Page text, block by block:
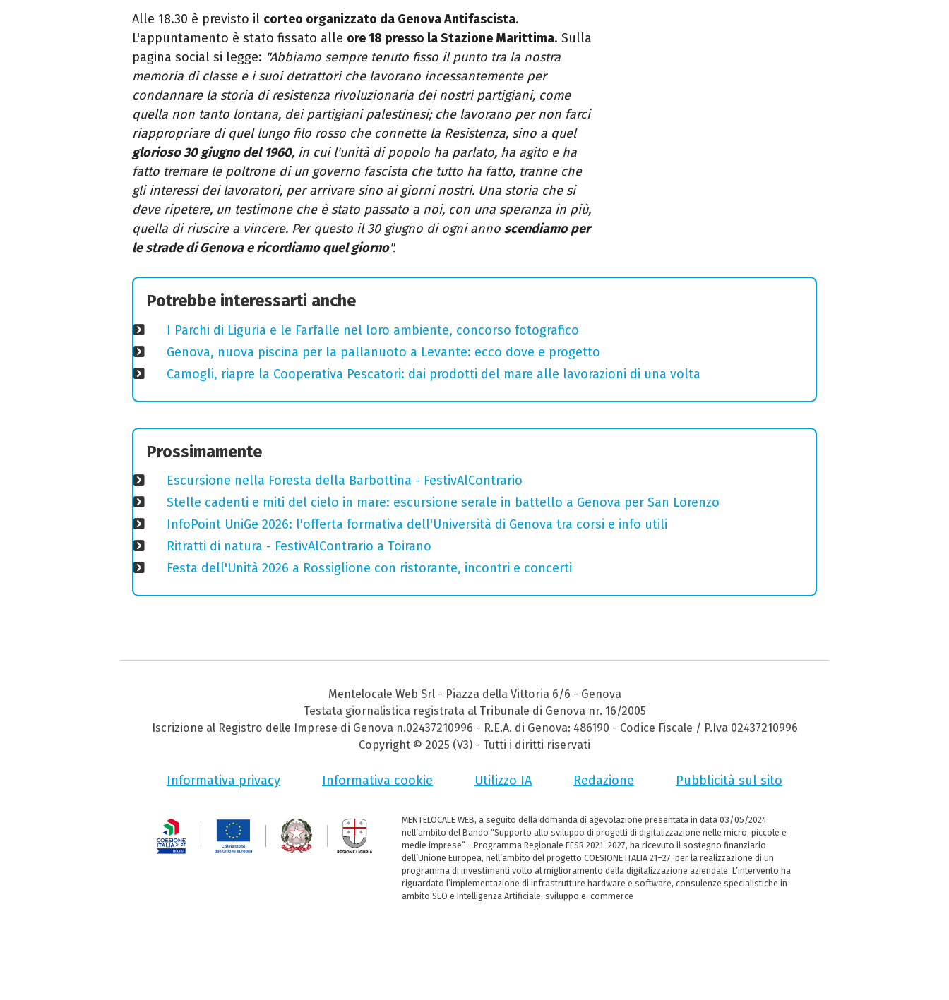
Alle 18.30 è previsto il corteo organizzato da Genova Antifascista.
L'appuntamento è stato fissato alle ore 18 presso la Stazione Marittima. Sulla
pagina social si legge: "Abbiamo sempre tenuto fisso il punto tra la nostra
memoria di classe e i suoi detrattori che lavorano incessantemente per
condannare la storia di resistenza rivoluzionaria dei nostri partigiani, come
quella non tanto lontana, dei partigiani palestinesi; che lavorano per non farci
riappropriare di quel lungo filo rosso che connette la Resistenza, sino a quel
glorioso 30 giugno del 1960, in cui l'unità di popolo ha parlato, ha agito e ha
fatto tremare le poltrone di un governo fascista che tutto ha fatto, tranne che
gli interessi dei lavoratori, per arrivare sino ai giorni nostri. Una storia che si
deve ripetere, un testimone che è stato passato a noi, con una speranza in più,
quella di riuscire a vincere. Per questo il 30 giugno di ogni anno scendiamo per
le strade di Genova e ricordiamo quel giorno".
Potrebbe interessarti anche
I Parchi di Liguria e le Farfalle nel loro ambiente, concorso fotografico
Genova, nuova piscina per la pallanuoto a Levante: ecco dove e progetto
Camogli, riapre la Cooperativa Pescatori: dai prodotti del mare alle lavorazioni di una volta
Prossimamente
Escursione nella Foresta della Barbottina - FestivAlContrario
Stelle cadenti e miti del cielo in mare: escursione serale in battello a Genova per San Lorenzo
InfoPoint UniGe 2026: l'offerta formativa dell'Università di Genova tra corsi e info utili
Ritratti di natura - FestivAlContrario a Toirano
Festa dell'Unità 2026 a Rossiglione con ristorante, incontri e concerti
Mentelocale Web Srl - Piazza della Vittoria 6/6 - Genova
Testata giornalistica registrata al Tribunale di Genova nr. 16/2005
Iscrizione al Registro delle Imprese di Genova n.02437210996 - R.E.A. di Genova: 486190 - Codice Fiscale / P.Iva 02437210996
Copyright © 2025 (V3) - Tutti i diritti riservati
Informativa privacy Informativa cookie Utilizzo IA Redazione Pubblicità sul sito
MENTELOCALE WEB, a seguito della domanda di agevolazione presentata in data 03/05/2024
nell’ambito del Bando “Supporto allo sviluppo di progetti di digitalizzazione nelle micro, piccole e
medie imprese” - Programma Regionale FESR 2021–2027, ha ricevuto il sostegno finanziario
dell’Unione Europea, nell’ambito del progetto COESIONE ITALIA 21–27, per la realizzazione di un
programma di investimenti volto al miglioramento della digitalizzazione aziendale. L’intervento ha
riguardato l’implementazione di infrastrutture hardware e software, consulenze specialistiche in
ambito SEO e Intelligenza Artificiale, sviluppo e-commerce